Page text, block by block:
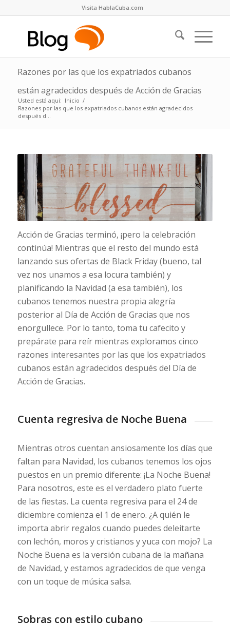
Visita HablaCuba.com
Razones por las que los expatriados cubanos
están agradecidos después de Acción de Gracias
Usted está aquí: Inicio /
Razones por las que los expatriados cubanos están agradecidos
después d...
Acción de Gracias terminó, ¡pero la celebración
continúa! Mientras que el resto del mundo está
lanzando sus ofertas de Black Friday (bueno, tal
vez nos unamos a esa locura también) y
planificando la Navidad (a esa también), los
cubanos tenemos nuestra propia alegría
posterior al Día de Acción de Gracias que nos
enorgullece. Por lo tanto, toma tu cafecito y
prepárate para reír mientras exploramos cinco
razones interesantes por las que los expatriados
cubanos están agradecidos después del Día de
Acción de Gracias.
Cuenta regresiva de Noche Buena
Mientras otros cuentan ansiosamente los días que
faltan para Navidad, los cubanos tenemos los ojos
puestos en un premio diferente: ¡La Noche Buena!
Para nosotros, este es el verdadero plato fuerte
de las fiestas. La cuenta regresiva para el 24 de
diciembre comienza el 1 de enero. ¿A quién le
importa abrir regalos cuando puedes deleitarte
con lechón, moros y cristianos y yuca con mojo? La
Noche Buena es la versión cubana de la mañana
de Navidad, y estamos agradecidos de que venga
con un toque de música salsa.
Sobras con estilo cubano